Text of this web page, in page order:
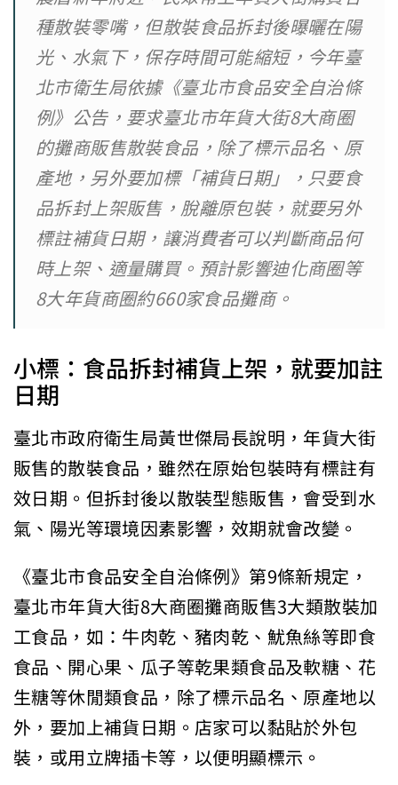
種散裝零嘴，但散裝食品拆封後曝曬在陽
光、水氣下，保存時間可能縮短，今年臺
北市衛生局依據《臺北市食品安全自治條
例》公告，要求臺北市年貨大街8大商圈
的攤商販售散裝食品，除了標示品名、原
產地，另外要加標「補貨日期」，只要食
品拆封上架販售，脫離原包裝，就要另外
標註補貨日期，讓消費者可以判斷商品何
時上架、適量購買。預計影響迪化商圈等
8大年貨商圈約660家食品攤商。
小標：食品拆封補貨上架，就要加註
日期
臺北市政府衛生局黃世傑局長說明，年貨大街
販售的散裝食品，雖然在原始包裝時有標註有
效日期。但拆封後以散裝型態販售，會受到水
氣、陽光等環境因素影響，效期就會改變。
《臺北市食品安全自治條例》第9條新規定，
臺北市年貨大街8大商圈攤商販售3大類散裝加
工食品，如：牛肉乾、豬肉乾、魷魚絲等即食
食品、開心果、瓜子等乾果類食品及軟糖、花
生糖等休閒類食品，除了標示品名、原產地以
外，要加上補貨日期。店家可以黏貼於外包
裝，或用立牌插卡等，以便明顯標示。